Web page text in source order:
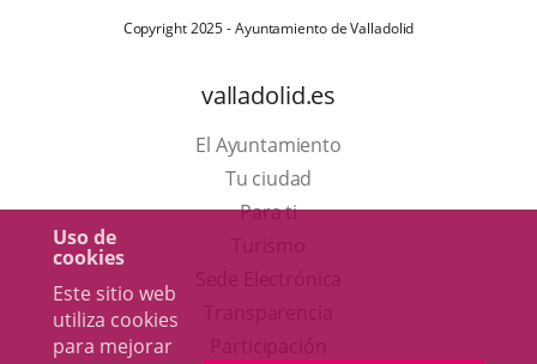
Uso de
cookies
Este sitio web
utiliza cookies
para mejorar
Copyright 2025 - Ayuntamiento de Valladolid
valladolid.es
El Ayuntamiento
Tu ciudad
Para ti